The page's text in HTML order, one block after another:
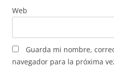
Web
Guarda mi nombre,
navegador para la próxima